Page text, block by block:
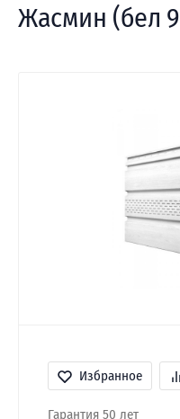
Жасмин (бел
Избранное
Гарантия 50 лет